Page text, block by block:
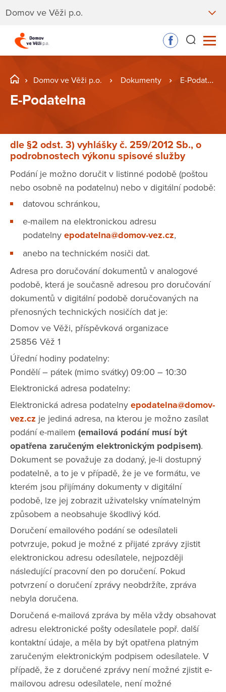
Domov ve Věži p.o.
Domov ve Věži p.o. Dokumenty E-Podatelna
E-Podatelna
dle §2 odst. 3) vyhlášky č. 259/2012 Sb., o
podrobnostech výkonu spisové služby
Podání je možno doručit v listinné podobě (poštou
nebo osobně na podatelnu) nebo v digitální podobě:
datovou schránkou,
e-mailem na elektronickou adresu
podatelny epodatelna@domov-vez.cz,
anebo na technickém nosiči dat.
Adresa pro doručování dokumentů v analogové
podobě, která je současně adresou pro doručování
dokumentů v digitální podobě doručovaných na
přenosných technických nosičích dat je:
Domov ve Věži, příspěvková organizace
25856 Věž 1
Úřední hodiny podatelny:
Pondělí – pátek (mimo svátky) 09:00 – 10:30
Elektronická adresa podatelny:
Elektronická adresa podatelny epodatelna@domov-
vez.cz je jediná adresa, na kterou je možno zasílat
podání e-mailem (emailová podání musí být
opatřena zaručeným elektronickým podpisem).
Dokument se považuje za dodaný, je-li dostupný
podatelně, a to je v případě, že je ve formátu, ve
kterém jsou přijímány dokumenty v digitální
podobě, lze jej zobrazit uživatelsky vnímatelným
způsobem a neobsahuje škodlivý kód.
Doručení emailového podání se odesílateli
potvrzuje, pokud je možné z přijaté zprávy zjistit
elektronickou adresu odesílatele, nejpozději
následující pracovní den po doručení. Pokud
potvrzení o doručení zprávy neobdržíte, zpráva
nebyla doručena.
Doručená e-mailová zpráva by měla vždy obsahovat
adresu elektronické pošty odesílatele popř. další
kontaktní údaje, a měla by být opatřena platným
zaručeným elektronickým podpisem odesílatele. V
případě, že z doručené zprávy není možné zjistit e-
mailovou adresu odesílatele, není možné